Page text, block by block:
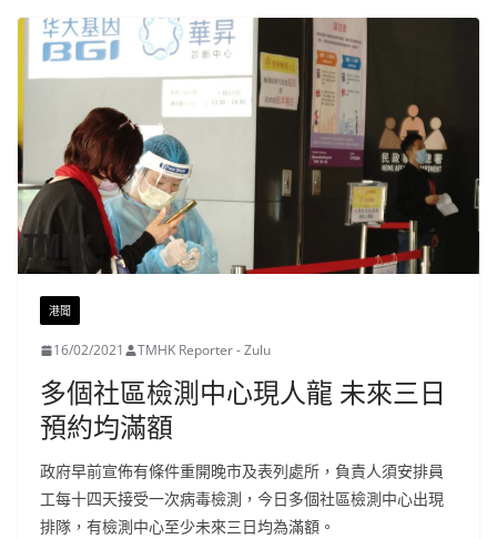
港聞
16/02/2021 TMHK Reporter - Zulu
多個社區檢測中心現人龍 未來三日
預約均滿額
政府早前宣佈有條件重開晚市及表列處所，負責人須安排員
工每十四天接受一次病毒檢測，今日多個社區檢測中心出現
排隊，有檢測中心至少未來三日均為滿額。